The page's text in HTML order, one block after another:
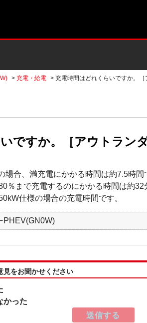
> 充電・給電 > 充電時間はどれくらいですか。［
ですか。［アウトランダ
合、満充電にかかる時間は約7.5時間
％まで充電するのにかかる時間は約32
仕様の場合の充電時間です。
PHEV(GN0W)
見をお聞かせください
かった